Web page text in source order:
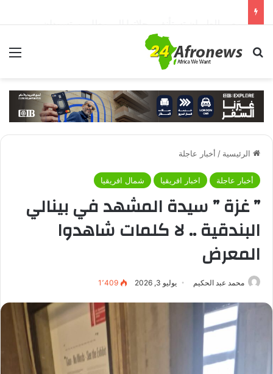
بحث عن
الرئيسية / أخبار عاجلة
أخبار عاجلة اخبار افريقيا شمال افريقيا
” غزة ” سيدة المشهد في بينالي
البندقية .. لا كلمات شاهدوا
المعرض
محمد عبد الحكيم يوليو 3, 2026 1٬409